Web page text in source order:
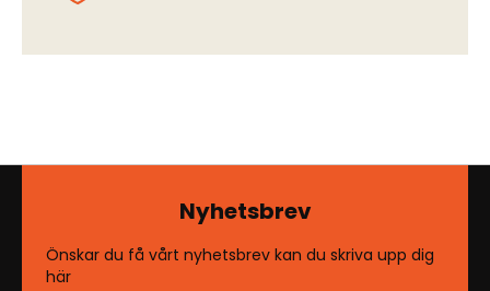
Nyhetsbrev
Önskar du få vårt nyhetsbrev kan du skriva upp dig
här